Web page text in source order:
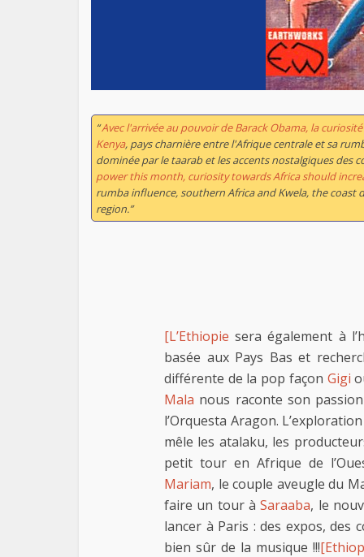
“Avec l'arrivée au pouvoir de Barack Obama, la
Kenya, pays charnière entre l'Afrique centrale et sa
dominée par le taarab et les accents nostalgiques des
power this month, curiosity towards Africa should
rumba influence, southern Africa and Kwela, the coast
region.”
[L’Ethiopie sera également à
basée aux Pays Bas et
différente de la pop façon Gigi
Mala nous raconte son
l’Orquesta Aragon.
mêle les atalaku, les
petit tour en Afrique de
Mariam, le couple aveugle du
faire un tour àSaraaba, le
lancer à Paris : des expos, des
bien sûr de la musique !!!